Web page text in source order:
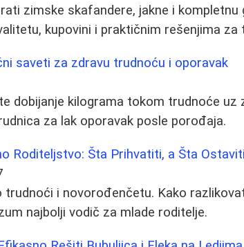
zimske skafandere, jakne i kompletnu
kupovini i praktičnim rešenjima
saveti za zdravu trudnoću i oporavak
dobijanje kilograma tokom trudnoće uz
za lak oporavak posle porođaja.
Roditeljstvo: Šta Prihvatiti, a Šta
trudnoći i novorođenčetu. Kako
najbolji vodič za mlade roditelje.